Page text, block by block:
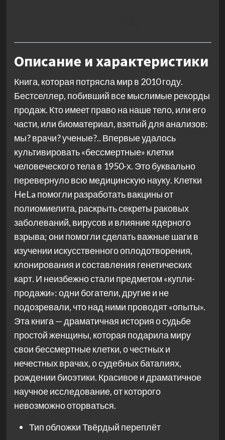
Описание и характеристики
Книга, которая потрясла мир в 2010 году.
Бестселлер, побивший все мыслимые рекорды
продаж. Кто имеет право на наше тело, или его
части, или биоматериал, взятый для анализов:
мы? врачи? ученые?.. Впервые удалось
культивировать «бессмертные» клетки
человеческого тела в 1950-х. Это буквально
перевернуло всю медицинскую науку. Клетки
HeLa помогли разработать вакцины от
полиомиелита, раскрыть секреты раковых
заболеваний, вирусов и влияние ядерного
взрыва; они помогли сделать важные шаги в
изучении искусственного оплодотворения,
клонирования и составления генетических
карт. И неизбежно стали предметом «купли-
продажи»: одни богатели, другие и не
подозревали, что над ними проводят «опыты».
Эта книга — драматичная история о судьбе
простой женщины, которая подарила миру
свои бессмертные клетки, о честных и
нечестных врачах, о судебных баталиях,
рождении биоэтики. Красивое и драматичное
научное исследование, от которого
невозможно оторваться.
Тип обложкиТвёрдый переплёт